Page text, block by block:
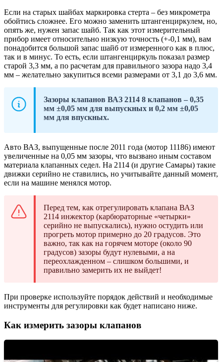
Если на старых шайбах маркировка стерта – без микрометра
обойтись сложнее. Его можно заменить штангенциркулем, но,
опять же, нужен запас шайб. Так как этот измерительный
прибор имеет относительно низкую точность (+-0,1 мм), вам
понадобится большой запас шайб от измеренного как в плюс,
так и в минус. То есть, если штангенциркуль показал размер
старой 3,3 мм, а по расчетам для правильного зазора надо 3,4
мм – желательно закупиться всеми размерами от 3,1 до 3,6 мм.
Зазоры клапанов ВАЗ 2114 8 клапанов – 0,35
мм ±0,05 мм для выпускных и 0,2 мм ±0,05
мм для впускных.
Авто ВАЗ, выпущенные после 2011 года (мотор 11186) имеют
увеличенные на 0,05 мм зазоры, что вызвано иным составом
материала клапанных седел. На 2114 (и другие Самары) такие
движки серийно не ставились, но учитывайте данный момент,
если на машине менялся мотор.
Перед тем, как отрегулировать клапана ВАЗ
2114 инжектор (карбюраторные «четырки»
серийно не выпускались), нужно остудить или
прогреть мотор примерно до 20 градусов. Это
важно, так как на горячем моторе (около 90
градусов) зазоры будут нулевыми, а на
переохлажденном – слишком большими, и
правильно замерить их не выйдет!
При проверке используйте порядок действий и необходимые
инструменты для регулировки как будет написано ниже.
Как измерить зазоры клапанов